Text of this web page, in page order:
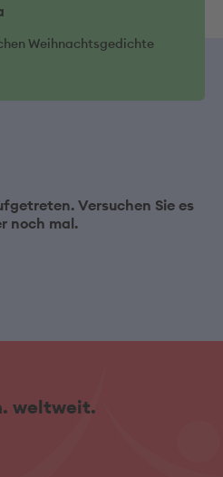
Weihnachtsgedichte
Versuchen Sie es
noch mal.
weltweit.